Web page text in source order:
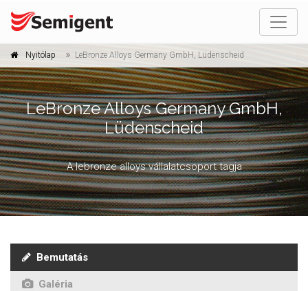
Nyitólap LeBronze Alloys Germany GmbH, Lüdenscheid
LeBronze Alloys Germany GmbH,
Lüdenscheid
A lebronze alloys vállalatcsoport tagja
Bemutatás
Galéria